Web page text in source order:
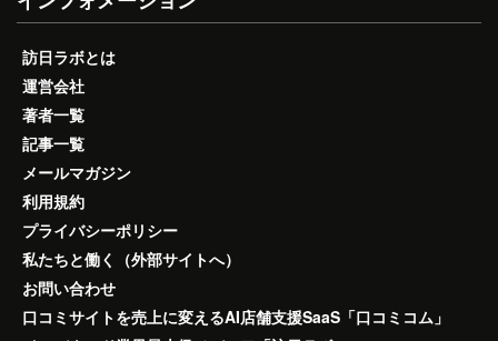
訪日ラボとは
運営会社
著者一覧
記事一覧
メールマガジン
利用規約
プライバシーポリシー
私たちと働く（外部サイトへ）
お問い合わせ
口コミサイトを売上に変えるAI店舗支援SaaS「口コミコム」